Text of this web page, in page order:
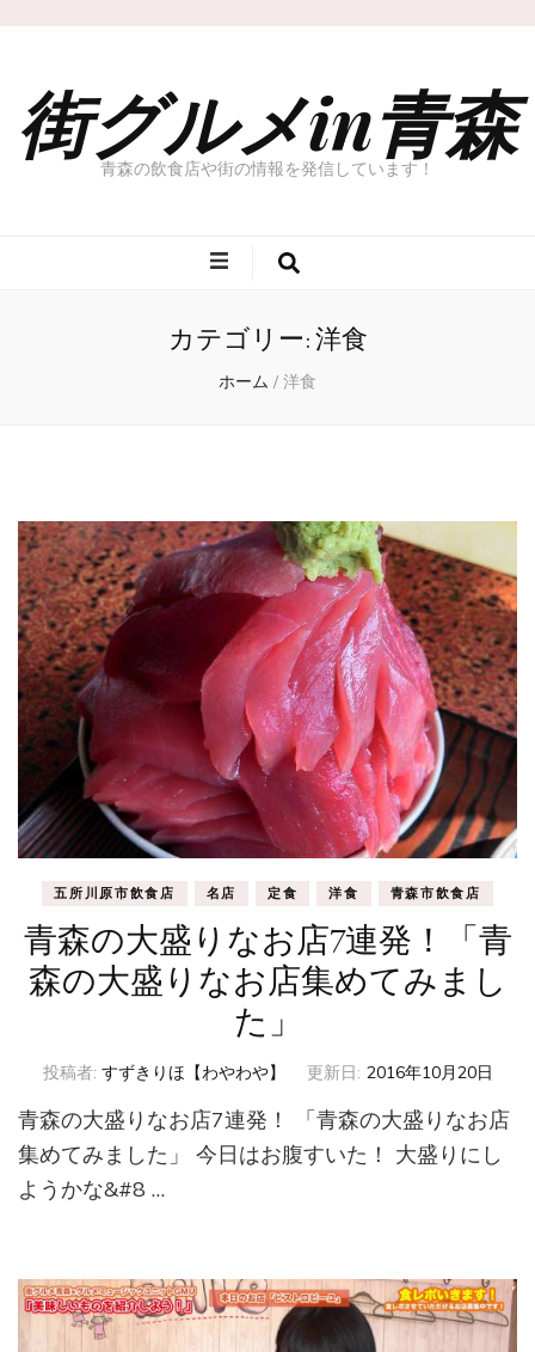
街グルメin青森
青森の飲食店や街の情報を発信しています！
カテゴリー: 洋食
ホーム / 洋食
五所川原市飲食店 名店 定食 洋食 青森市飲食店
青森の大盛りなお店7連発！「青
森の大盛りなお店集めてみまし
た」
投稿者: すずきりほ【わやわや】 更新日: 2016年10月20日
青森の大盛りなお店7連発！ 「青森の大盛りなお店
集めてみました」 今日はお腹すいた！ 大盛りにし
ようかな&#8 …